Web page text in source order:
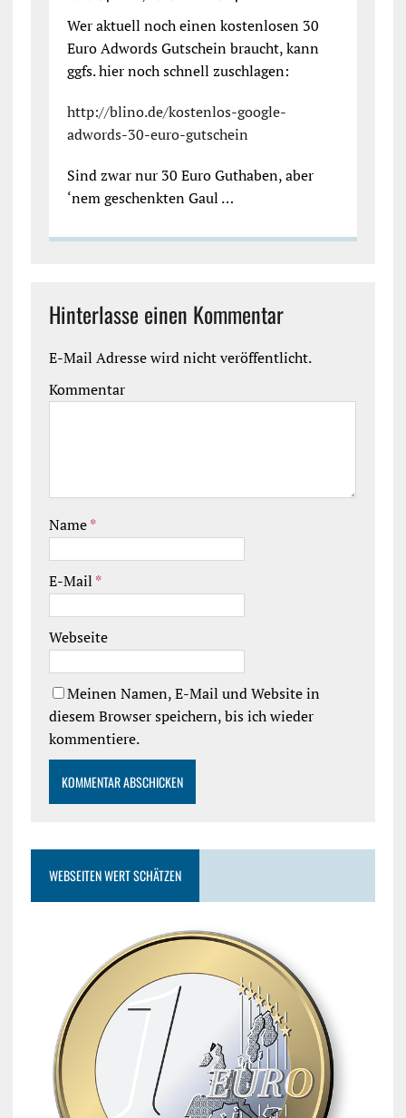
Wer aktuell noch einen kostenlosen 30
Euro Adwords Gutschein braucht, kann
ggfs. hier noch schnell zuschlagen:
http://blino.de/kostenlos-google-
adwords-30-euro-gutschein
Sind zwar nur 30 Euro Guthaben, aber
‘nem geschenkten Gaul …
Hinterlasse einen Kommentar
E-Mail Adresse wird nicht veröffentlicht.
Kommentar
Name*
E-Mail *
Webseite
Meinen Namen, E-Mail und Website in
diesem Browser speichern, bis ich wieder
kommentiere.
WEBSEITEN WERT SCHÄTZEN